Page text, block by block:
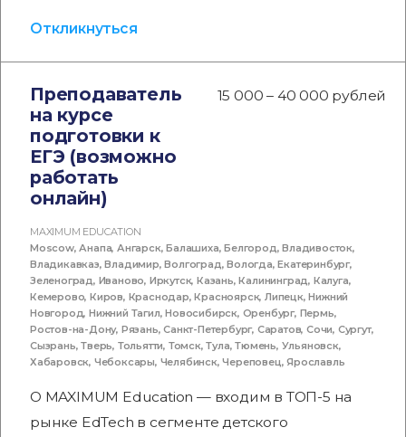
Откликнуться
Преподаватель
на курсе
подготовки к
ЕГЭ (возможно
работать
онлайн)
15 000 – 40 000 рублей
MAXIMUM EDUCATION
Moscow,Анапа,Ангарск,Балашиха,Белгород,Владивосток,
Владикавказ,Владимир,Волгоград,Вологда,Екатеринбург,
Зеленоград, Иваново, Иркутск,Казань,Калининград, Калуга,
Кемерово,Киров, Краснодар,Красноярск,Липецк,Нижний
Новгород,Нижний Тагил,Новосибирск, Оренбург, Пермь,
Ростов-на-Дону, Рязань,Санкт-Петербург, Саратов,Сочи, Сургут,
Сызрань,Тверь, Тольятти, Томск,Тула,Тюмень, Ульяновск,
Хабаровск, Чебоксары, Челябинск,Череповец,Ярославль
О MAXIMUM Education — входим в ТОП-5 на
рынке EdTech в сегменте детского